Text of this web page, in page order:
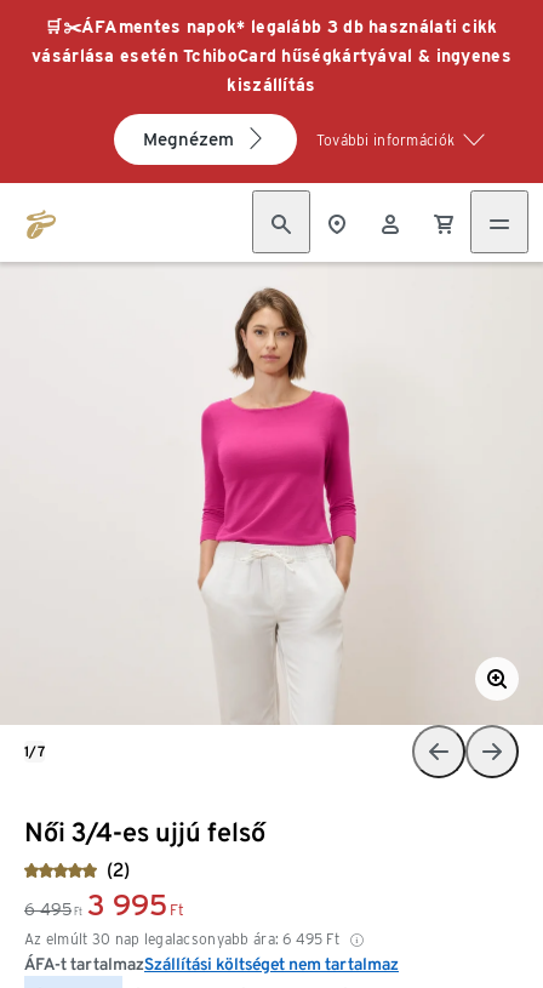
🛒✂️ÁFAmentes napok* legalább 3 db használati cikk
vásárlása esetén TchiboCard hűségkártyával & ingyenes
kiszállítás
Megnézem További információk
Női 3/4-es ujjú felső
(2)
6 495 Ft 3 995 Ft
Az elmúlt 30 nap legalacsonyabb ára: 6 495 Ft
ÁFA-t tartalmazSzállítási költséget nem tartalmaz
1/7